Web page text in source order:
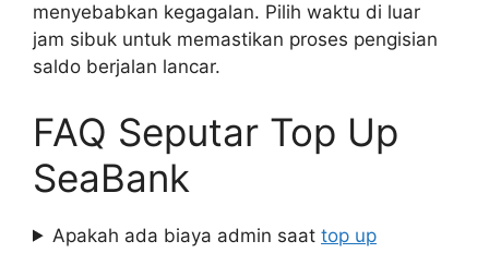
menyebabkan kegagalan. Pilih waktu di luar
jam sibuk untuk memastikan proses pengisian
saldo berjalan lancar.
FAQ Seputar Top Up
SeaBank
Apakah ada biaya admin saattop up